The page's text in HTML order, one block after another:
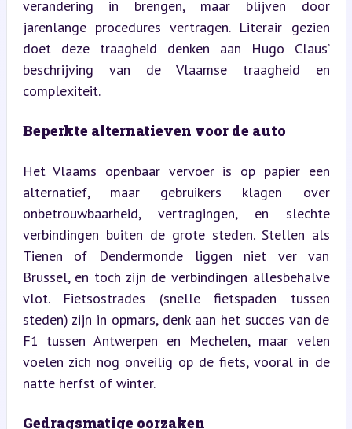
verandering in brengen, maar blijven door
jarenlange procedures vertragen. Literair gezien
doet deze traagheid denken aan Hugo Claus’
beschrijving van de Vlaamse traagheid en
complexiteit.
Beperkte alternatieven voor de auto
Het Vlaams openbaar vervoer is op papier een
alternatief, maar gebruikers klagen over
onbetrouwbaarheid, vertragingen, en slechte
verbindingen buiten de grote steden. Stellen als
Tienen of Dendermonde liggen niet ver van
Brussel, en toch zijn de verbindingen allesbehalve
vlot. Fietsostrades (snelle fietspaden tussen
steden) zijn in opmars, denk aan het succes van de
F1 tussen Antwerpen en Mechelen, maar velen
voelen zich nog onveilig op de fiets, vooral in de
natte herfst of winter.
Gedragsmatige oorzaken